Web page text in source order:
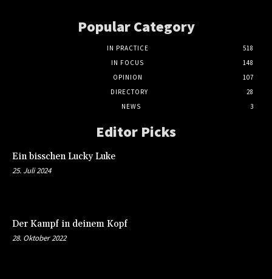
Popular Category
IN PRACTICE
518
IN FOCUS
148
OPINION
107
DIRECTORY
28
NEWS
3
Editor Picks
Ein bisschen Lucky Luke
25. Juli 2024
Der Kampf in deinem Kopf
28. Oktober 2022